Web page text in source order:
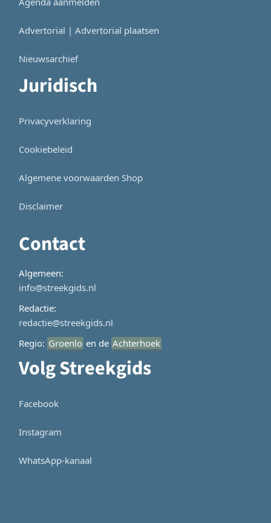
Advertorial | Advertorial plaatsen
Nieuwsarchief
Juridisch
Privacyverklaring
Cookiebeleid
Algemene voorwaarden Shop
Disclaimer
Contact
Algemeen:
info@streekgids.nl
Redactie:
redactie@streekgids.nl
Regio: Groenlo en de Achterhoek
Volg Streekgids
Facebook
Instagram
WhatsApp-kanaal